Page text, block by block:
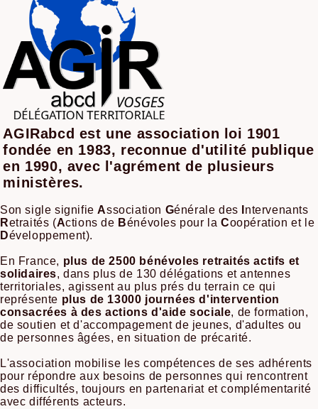
AGIRabcd est une association loi 1901
fondée en 1983, reconnue d'utilité publique
en 1990, avec l'agrément de plusieurs
ministères.
Son sigle signifieAssociation Générale des
ntervenants
Retraités (Actions de Bénévoles pour laCoopération et le
Développement).
En France, plus de 2500 bénévoles retraités actifs et
solidaires, dans plus de 130 délégations et antennes
territoriales, agissent au plus prés du terrain ce qui
représente plus de 13000 journées d'intervention
consacrées à des actions d'aide sociale, de formation,
de soutien et d'accompagement de jeunes, d'adultes ou
de personnes âgées, en situation de précarité.
L'association mobilise les compétences de ses adhérents
pour répondre aux besoins de personnes qui rencontrent
des difficultés, toujours en partenariat et complémentarité
avec différents acteurs.